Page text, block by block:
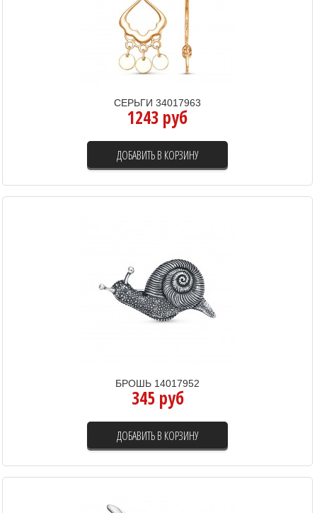
СЕРЬГИ 34017963
1243 руб
ДОБАВИТЬ В КОРЗИНУ
БРОШЬ 14017952
345 руб
ДОБАВИТЬ В КОРЗИНУ